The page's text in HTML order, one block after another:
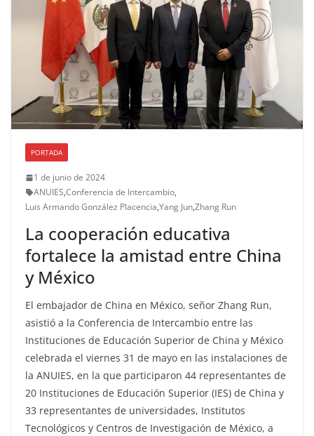
PORTADA
1 de junio de 2024
ANUIES,Conferencia de Intercambio,
Luis Armando González Placencia,Yang Jun,Zhang Run
La cooperación educativa
fortalece la amistad entre China
y México
El embajador de China en México, señor Zhang Run,
asistió a la Conferencia de Intercambio entre las
Instituciones de Educación Superior de China y México
celebrada el viernes 31 de mayo en las instalaciones de
la ANUIES, en la que participaron 44 representantes de
20 Instituciones de Educación Superior (IES) de China y
33 representantes de universidades, Institutos
Tecnológicos y Centros de Investigación de México, a